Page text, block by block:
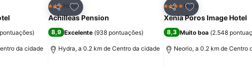
favoritos
)
da cidade
Partilhar
Adicionar aos favoritos
3 Estrelas
Hotel
Achilleas Pension
8,9 Excelente (938 pontuações)
Hydra, a 0.2 km de Centro da cidade
Partilhar
Adicionar aos
4 EstrelasHotel
Xenia Poros Image Hotel
8,3 Muito boa (2.548
Neorio, a 0.2 km de Centro